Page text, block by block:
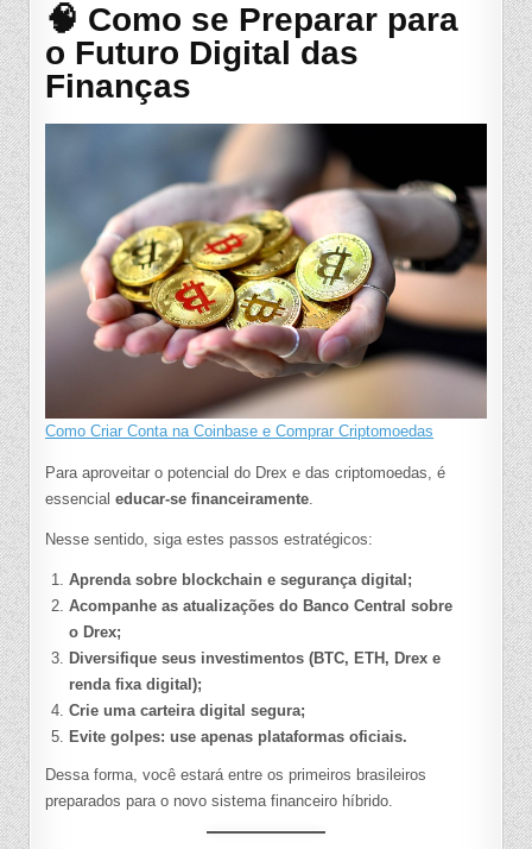
🧠 Como se Preparar para
o Futuro Digital das
Finanças
Como Criar Conta na Coinbase e Comprar Criptomoedas
Para aproveitar o potencial do Drex e das criptomoedas, é
essencialeducar-se financeiramente.
Nesse sentido, siga estes passos estratégicos:
Aprenda sobre blockchain e segurança digital;
Acompanhe as atualizações do Banco Central sobre
o Drex;
Diversifique seus investimentos (BTC, ETH, Drex e
renda fixa digital);
Crie uma carteira digital segura;
Evite golpes: use apenas plataformas oficiais.
Dessa forma, você estará entre os primeiros brasileiros
preparados para o novo sistema financeiro híbrido.